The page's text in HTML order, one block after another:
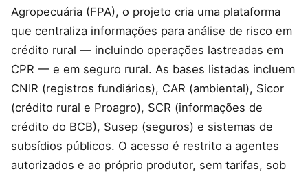
Agropecuária (FPA), o projeto cria uma plataforma
que centraliza informações para análise de risco em
crédito rural — incluindo operações lastreadas em
CPR — e em seguro rural. As bases listadas incluem
CNIR (registros fundiários), CAR (ambiental), Sicor
(crédito rural e Proagro), SCR (informações de
crédito do BCB), Susep (seguros) e sistemas de
subsídios públicos. O acesso é restrito a agentes
autorizados e ao próprio produtor, sem tarifas, sob